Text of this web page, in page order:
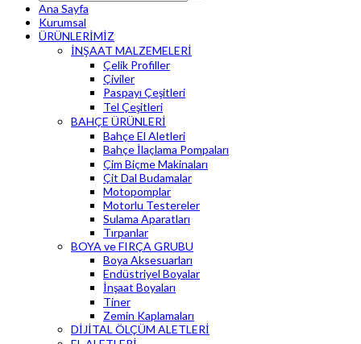
Ana Sayfa
Kurumsal
ÜRÜNLERİMİZ
İNŞAAT MALZEMELERİ
Çelik Profiller
Çiviler
Paspayı Çeşitleri
Tel Çeşitleri
BAHÇE ÜRÜNLERİ
Bahçe El Aletleri
Bahçe İlaçlama Pompaları
Çim Biçme Makinaları
Çit Dal Budamalar
Motopomplar
Motorlu Testereler
Sulama Aparatları
Tırpanlar
BOYA ve FIRÇA GRUBU
Boya Aksesuarları
Endüstriyel Boyalar
İnşaat Boyaları
Tiner
Zemin Kaplamaları
DİJİTAL ÖLÇÜM ALETLERİ